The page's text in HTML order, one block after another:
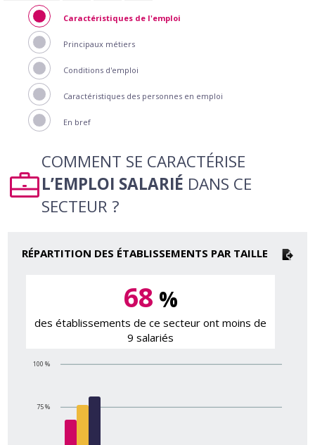
Caractéristiques de l'emploi
Principaux métiers
Conditions d'emploi
Caractéristiques des personnes en emploi
En bref
COMMENT SE CARACTÉRISE
L’EMPLOI SALARIÉ DANS CE
SECTEUR ?
RÉPARTITION DES ÉTABLISSEMENTS PAR TAILLE
68 %
des établissements de ce secteur ont moins de
9 salariés
75 %
100 %